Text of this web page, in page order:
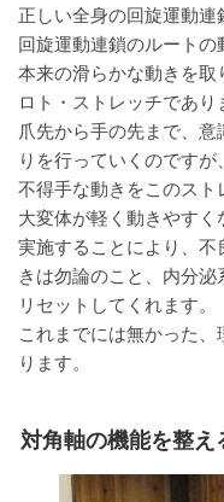
正しい全身の回旋運動連
回旋運動連鎖のルートの
本来の滑らかな動きを取
ロト・ストレッチであり
爪先から手の先まで、
りを行っていくのですが、
不得手な動きをこのスト
大変体が軽く動きやす
実施することにより、
きは勿論のこと、内分
リセットしてくれます。
これまでには無かった
ります。
対角軸の機能を整